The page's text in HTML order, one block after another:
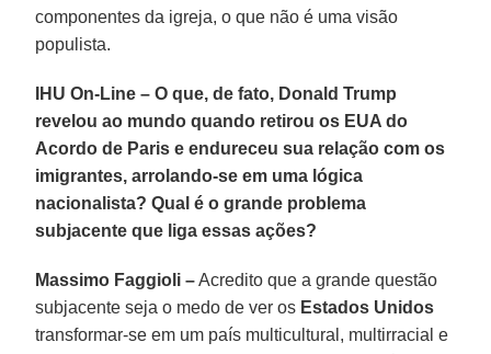
componentes da igreja, o que não é uma visão
populista.
IHU On-Line – O que, de fato, Donald Trump
revelou ao mundo quando retirou os EUA do
Acordo de Paris e endureceu sua relação com os
imigrantes, arrolando-se em uma lógica
nacionalista? Qual é o grande problema
subjacente que liga essas ações?
Massimo Faggioli –Acredito que a grande questão
subjacente seja o medo de ver os Estados Unidos
transformar-se em um país multicultural, multirracial e